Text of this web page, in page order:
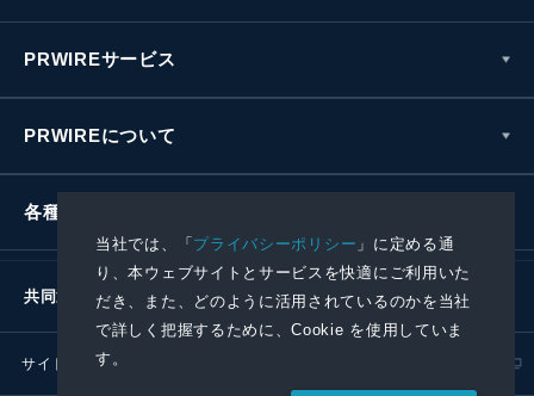
当社では、「プライバシーポリシー 」に定める通
り、本ウェブサイトとサービスを快適にご利用いた
だき、また、どのように活用されているのかを当社
で詳しく把握するために、Cookie を使用していま
す。
PRWIREサービス
PRWIREについて
各種お問い合わせ
共同通信社グループ
サイトポリシー